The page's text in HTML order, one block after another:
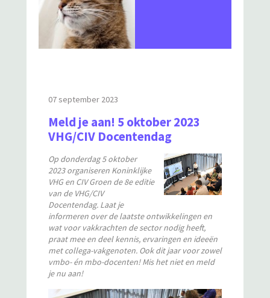
07 september 2023
Meld je aan! 5 oktober 2023
VHG/CIV Docentendag
Op donderdag 5 oktober
2023 organiseren Koninklijke
VHG en CIV Groen de 8e editie
van de VHG/CIV
Docentendag. Laat je
informeren over de laatste ontwikkelingen en
wat voor vakkrachten de sector nodig heeft,
praat mee en deel kennis, ervaringen en ideeën
met collega-vakgenoten. Ook dit jaar voor zowel
vmbo- én mbo-docenten! Mis het niet en meld
je nu aan!